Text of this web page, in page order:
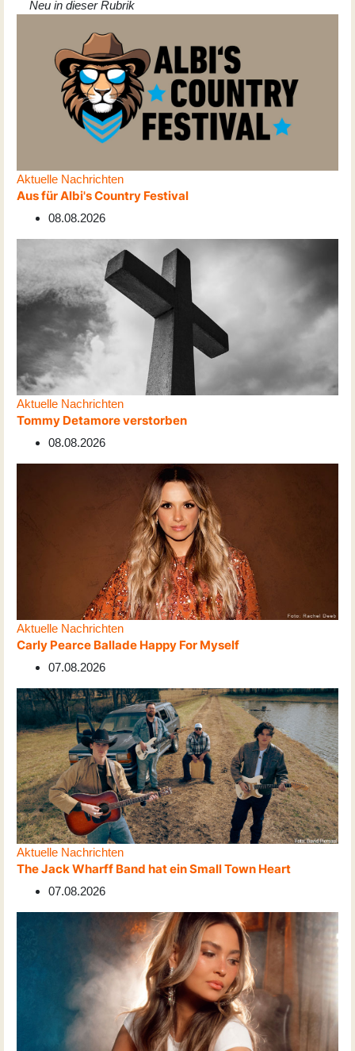
Neu in dieser Rubrik
Aktuelle Nachrichten
Aus für Albi's Country Festival
08.08.2026
Aktuelle Nachrichten
Tommy Detamore verstorben
08.08.2026
Aktuelle Nachrichten
Carly Pearce Ballade Happy For Myself
07.08.2026
Aktuelle Nachrichten
The Jack Wharff Band hat ein Small Town Heart
07.08.2026